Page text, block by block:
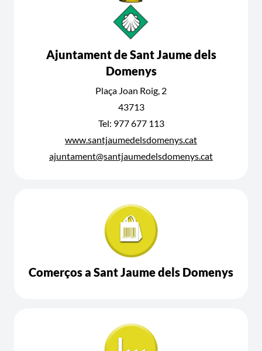
Ajuntament de Sant Jaume dels
Domenys
Plaça Joan Roig, 2
43713
Tel: 977 677 113
www.santjaumedelsdomenys.cat
ajuntament@santjaumedelsdomenys.cat
Comerços a Sant Jaume dels Domenys